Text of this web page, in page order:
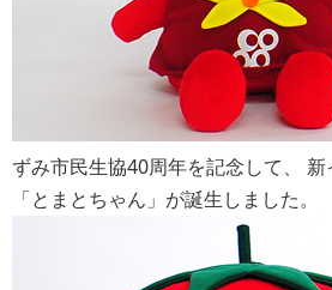
ずみ市民生協40周年を記念して、
「とまとちゃん」が誕生しました。